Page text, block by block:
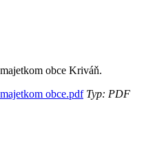
obce Kriváň.
obce.pdfTyp: PDF